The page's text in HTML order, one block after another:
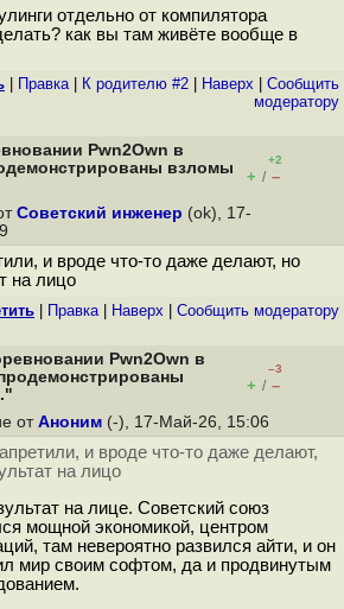
отдельно от компилятора
как вы там живёте вообще в
Правка| К родителю #2 Наверх
Cообщить
модератору
Pwn2Own в
взломы
+2
+ / –
Советский инженер (ok), 17-
и вроде что-то даже делают, но
на лицо
Правка| Наверх Cообщить модератору
Pwn2Own в
–3
+ / –
от Аноним (-), 17-Май-26, 15:06
и вроде что-то даже делают,
на лицо
на лице. Советский союз
мощной экономикой, центром
там невероятно развился айти, и он
мир своим софтом, да и продвинутым